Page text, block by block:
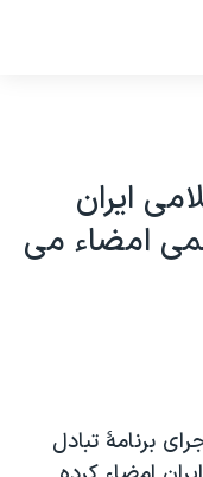
ايران
امضاء می
برنامۀ تبادل